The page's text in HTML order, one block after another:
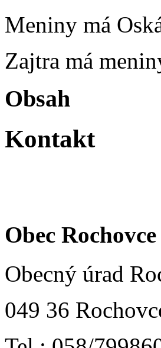
Meniny má
Zajtra má
Obsah
Kontakt
Obec
Obecný úrad
049 36